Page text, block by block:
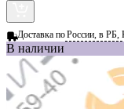
Доставка поРоссии, в РБ,
В наличии